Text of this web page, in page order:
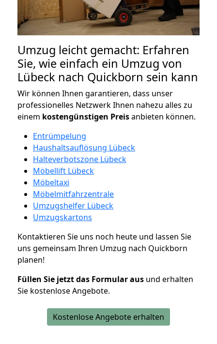
Umzug leicht gemacht: Erfahren
Sie, wie einfach ein Umzug von
Lübeck nach Quickborn sein kann
Wir können Ihnen garantieren, dass unser
professionelles Netzwerk Ihnen nahezu alles zu
einem kostengünstigen Preisanbieten können.
Entrümpelung
Haushaltsauflösung Lübeck
Halteverbotszone Lübeck
Möbellift Lübeck
Möbeltaxi
Möbelmitfahrzentrale
Umzugshelfer Lübeck
Umzugskartons
Kontaktieren Sie uns noch heute und lassen Sie
uns gemeinsam Ihren Umzug nach Quickborn
planen!
Füllen Sie jetzt das Formular aus und erhalten
Sie kostenlose Angebote.
Kostenlose Angebote erhalten